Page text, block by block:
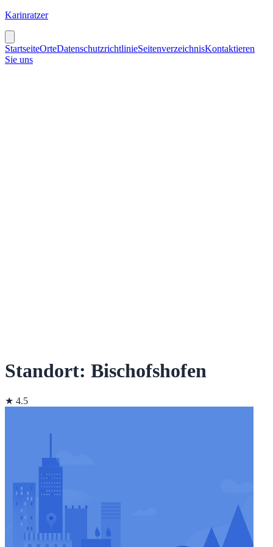
Karinratzer
StartseiteOrteDatenschutzrichtlinieSeitenverzeichnisKontaktieren
Sie uns
Standort: Bischofshofen
★ 4.5